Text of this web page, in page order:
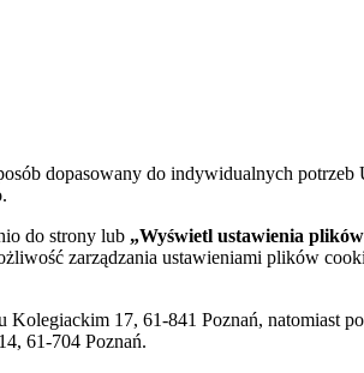
dopasowany do indywidualnych
do strony lub „Wyświetl ustawienia
zarządzania ustawieniami plików
17, 61-841 Poznań, natomiast
61-704 Poznań.